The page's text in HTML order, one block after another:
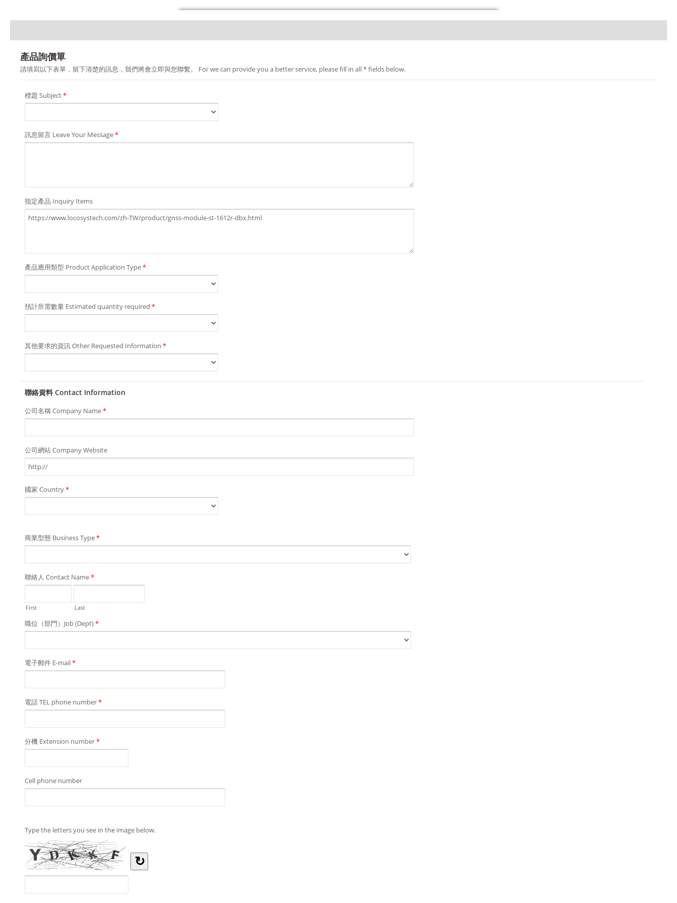
產品詢價單
請填寫以下表單，留下清楚的訊息，我們將會立即與您聯繫。 For we can provide you a better service, please fill in all * fields below.
標題 Subject*
訊息留言 Leave Your Message*
指定產品 Inquiry Items
產品應用類型 Product Application Type*
預計所需數量 Estimated quantity required *
其他要求的資訊 Other Requested Information *
聯絡資料 Contact Information
公司名稱 Company Name*
公司網站 Company Website
國家 Country*
商業型態 Business Type*
聯絡人 Contact Name*
First Last
職位（部門）Job (Dept)*
電子郵件 E-mail*
電話 TEL phone number*
分機 Extension number*
Cell phone number
Type the letters you see in the image below.
↻